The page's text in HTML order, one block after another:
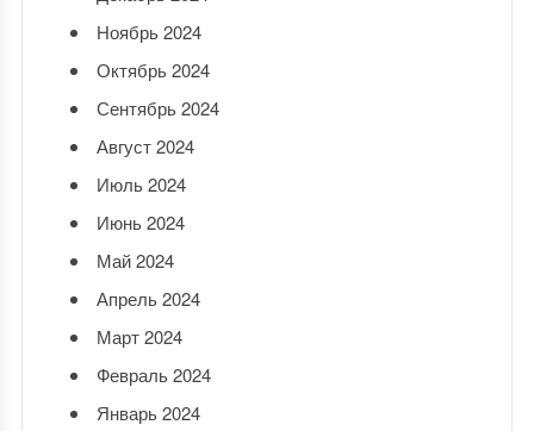
Ноябрь 2024
Октябрь 2024
Сентябрь 2024
Август 2024
Июль 2024
Июнь 2024
Май 2024
Апрель 2024
Март 2024
Февраль 2024
Январь 2024